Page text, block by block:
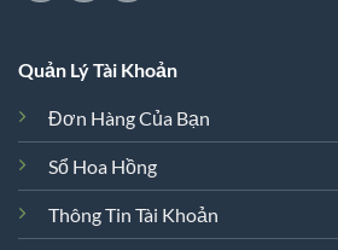
Quản Lý Tài Khoản
Đơn Hàng Của Bạn
Sổ Hoa Hồng
Thông Tin Tài Khoản